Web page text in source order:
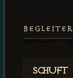
BEGLEITER
Schuft